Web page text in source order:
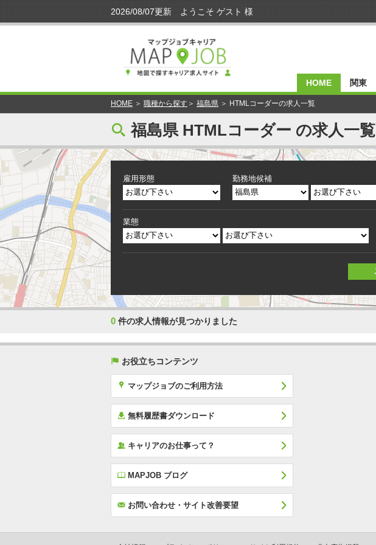
HOME 関東
HOME ＞ 職種から探す ＞ 福島県 ＞ HTMLコーダーの求人一覧
[ 福島県 HTMLコーダー の求人一覧
雇用形態 勤務地候補
業態
0 件の求人情報が見つかりました
( お役立ちコンテンツ
x マップジョブのご利用方法
í 無料履歴書ダウンロード
‰ キャリアのお仕事って？
E MAPJOB ブログ
F お問い合わせ・サイト改善要望